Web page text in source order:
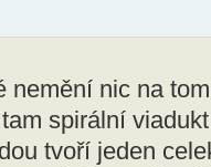
nemění nic na
spirální
tvoří jeden